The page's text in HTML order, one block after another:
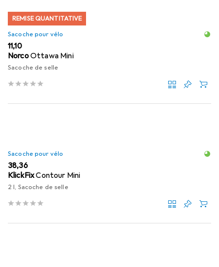
REMISE QUANTITATIVE
Sacoche pour vélo
EUR
11,10
NorcoOttawa Mini
Sacoche de selle
Sacoche pour vélo
EUR
38,36
KlickFixContour Mini
2 l, Sacoche de selle